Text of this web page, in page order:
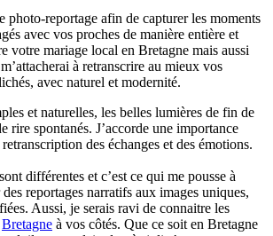
photo-reportage afin de capturer les moments
avec vos proches de manière entière et
votre mariage local en Bretagne mais aussi
à retranscrire au mieux vos
avec naturel et modernité.
et naturelles, les belles lumières de fin de
rire spontanés. J’accorde une importance
des échanges et des émotions.
différentes et c’est ce qui me pousse à
reportages narratifs aux images uniques,
Aussi, je serais ravi de connaitre les
Bretagne à vos côtés. Que ce soit en Bretagne